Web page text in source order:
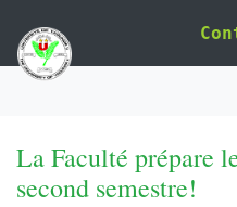
La Faculté prépare
second semestre!